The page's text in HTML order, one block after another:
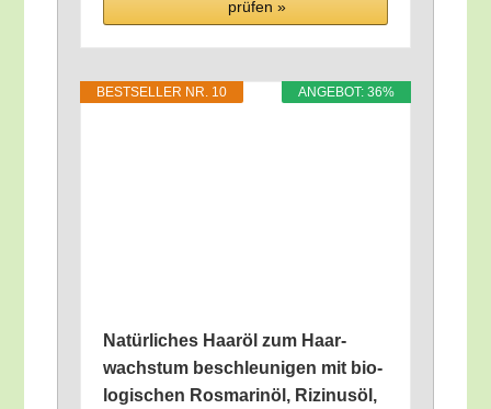
prü­fen »
ANGE­BOT: 36%
BEST­SEL­LER NR. 10
Natür­li­ches Haar­öl zum Haar­
wachs­tum beschleu­ni­gen mit bio­
lo­gi­schen Ros­ma­rin­öl, Rizi­nus­öl,